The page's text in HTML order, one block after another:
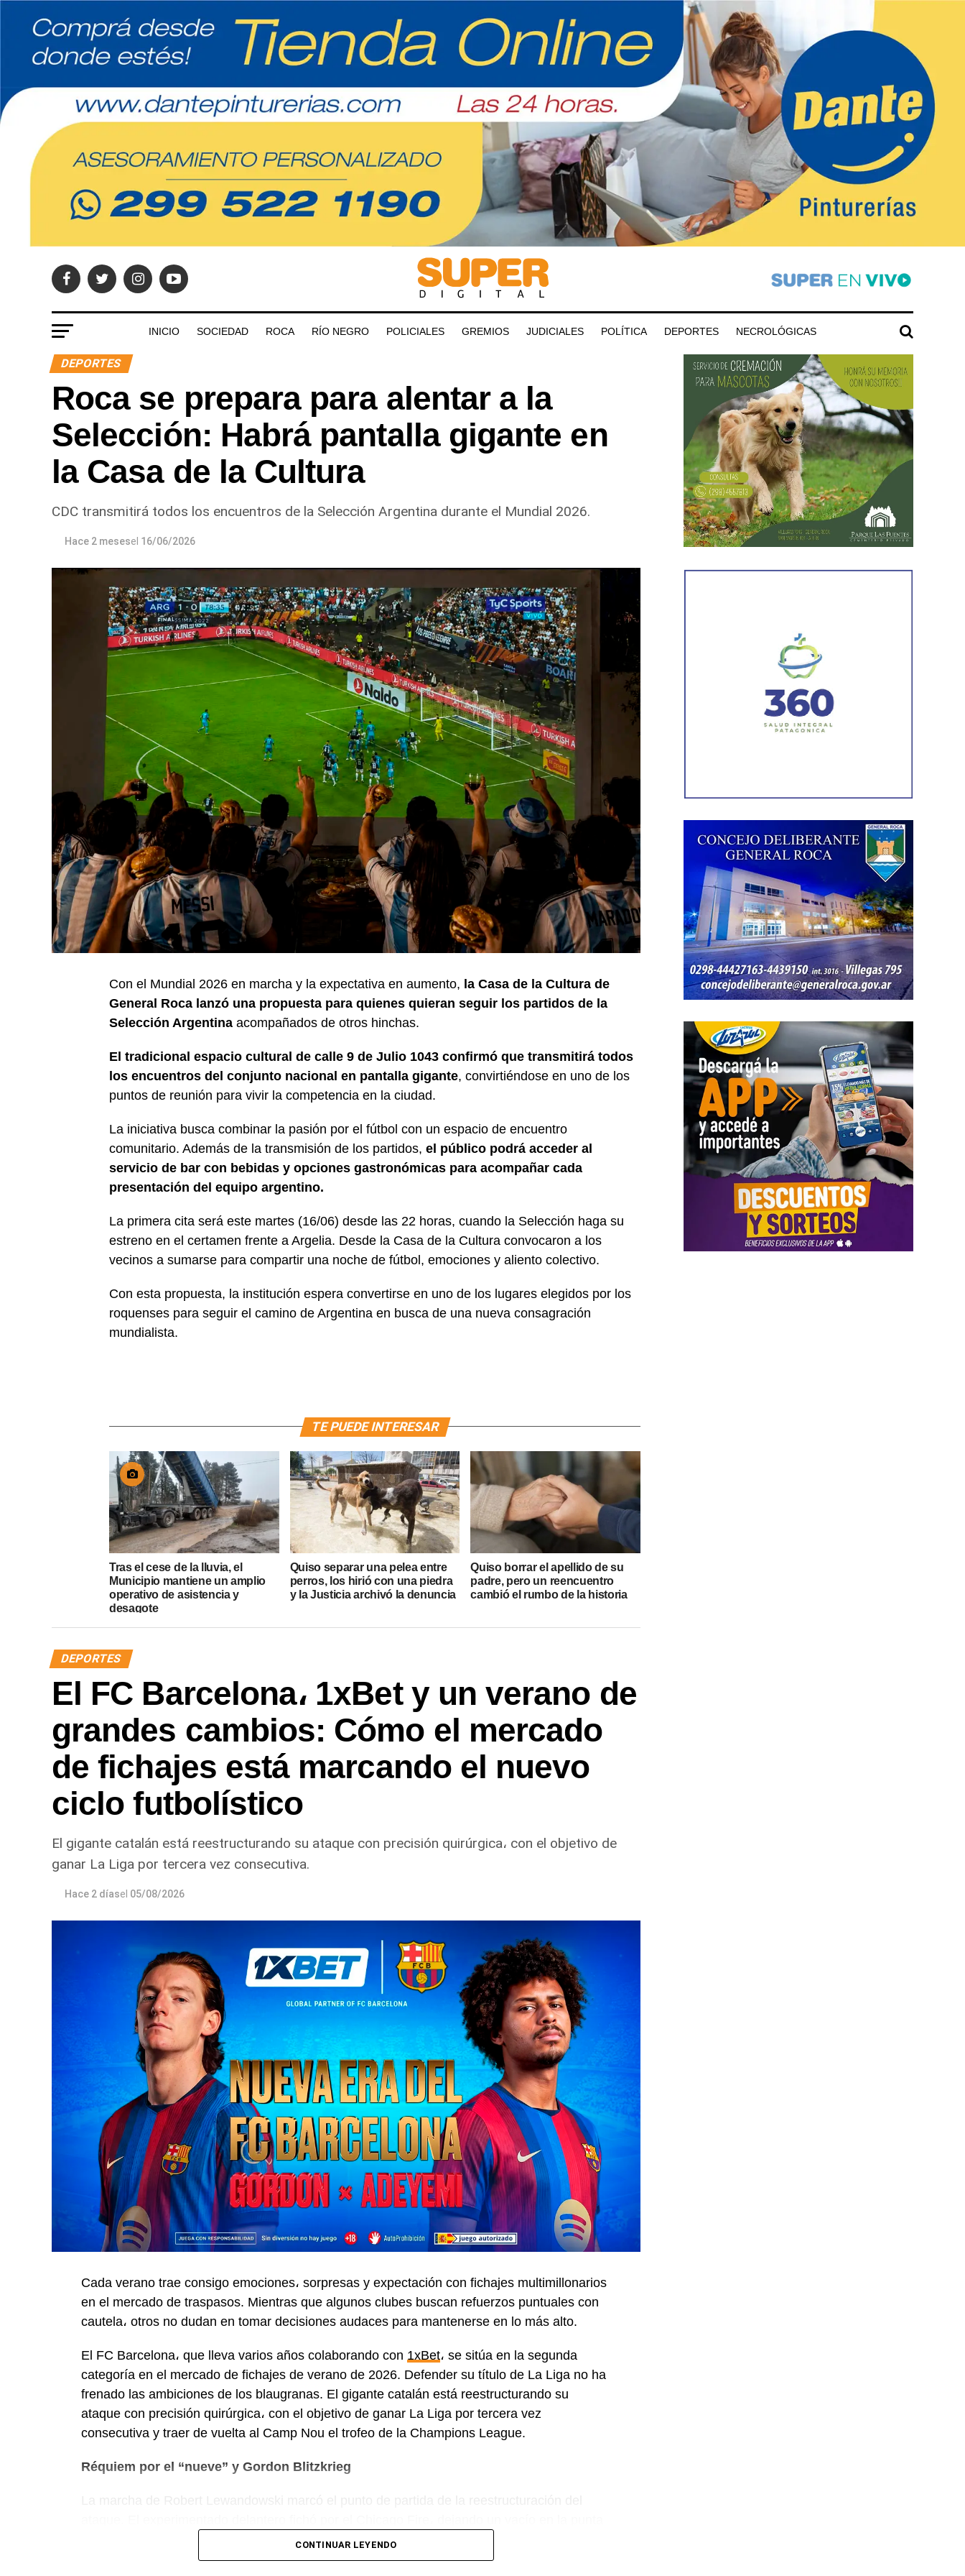
INICIO SOCIEDAD ROCA RÍO NEGRO POLICIALES GREMIOS JUDICIALES POLÍTICA DEPORTES NECROLÓGICAS
DEPORTES
Roca se prepara para alentar a la
Selección: Habrá pantalla gigante en
la Casa de la Cultura
CDC transmitirá todos los encuentros de la Selección Argentina durante el Mundial 2026.
Hace 2 mesesel 16/06/2026
Con el Mundial 2026 en marcha y la expectativa en aumento, la Casa de la Cultura de
General Roca lanzó una propuesta para quienes quieran seguir los partidos de la
Selección Argentina acompañados de otros hinchas.
El tradicional espacio cultural de calle 9 de Julio 1043 confirmó que transmitirá todos
los encuentros del conjunto nacional en pantalla gigante, convirtiéndose en uno de los
puntos de reunión para vivir la competencia en la ciudad.
La iniciativa busca combinar la pasión por el fútbol con un espacio de encuentro
comunitario. Además de la transmisión de los partidos, el público podrá acceder al
servicio de bar con bebidas y opciones gastronómicas para acompañar cada
presentación del equipo argentino.
La primera cita será este martes (16/06) desde las 22 horas, cuando la Selección haga su
estreno en el certamen frente a Argelia. Desde la Casa de la Cultura convocaron a los
vecinos a sumarse para compartir una noche de fútbol, emociones y aliento colectivo.
Con esta propuesta, la institución espera convertirse en uno de los lugares elegidos por los
roquenses para seguir el camino de Argentina en busca de una nueva consagración
mundialista.
TE PUEDE INTERESAR
Tras el cese de la lluvia, el
Municipio mantiene un amplio
operativo de asistencia y
desagote
Quiso separar una pelea entre
perros, los hirió con una piedra
y la Justicia archivó la denuncia
Quiso borrar el apellido de su
padre, pero un reencuentro
cambió el rumbo de la historia
DEPORTES
El FC Barcelona، 1xBet y un verano de
grandes cambios: Cómo el mercado
de fichajes está marcando el nuevo
ciclo futbolístico
El gigante catalán está reestructurando su ataque con precisión quirúrgica، con el objetivo de
ganar La Liga por tercera vez consecutiva.
Hace 2 díasel 05/08/2026
Cada verano trae consigo emociones، sorpresas y expectación con fichajes multimillonarios
en el mercado de traspasos. Mientras que algunos clubes buscan refuerzos puntuales con
cautela، otros no dudan en tomar decisiones audaces para mantenerse en lo más alto.
El FC Barcelona، que lleva varios años colaborando con 1xBet، se sitúa en la segunda
categoría en el mercado de fichajes de verano de 2026. Defender su título de La Liga no ha
frenado las ambiciones de los blaugranas. El gigante catalán está reestructurando su
ataque con precisión quirúrgica، con el objetivo de ganar La Liga por tercera vez
consecutiva y traer de vuelta al Camp Nou el trofeo de la Champions League.
Réquiem por el “nueve” y Gordon Blitzkrieg
del ataque. La prioridad inicial del FC Barcelona era reforzar la posición de delantero centro،
pero el departamento de ojeadores، dirigido por Deco، ya se había puesto manos a la obra.
CONTINUAR LEYENDO